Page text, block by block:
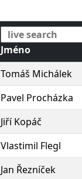
Jméno
Tomáš Michálek
Pavel Procházka
Jiří Kopáč
Vlastimil Flegl
Jan Řezníček